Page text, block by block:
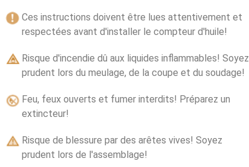
Ces instructions doivent être lues attentivement et
respectées avant d'installer le compteur d'huile!
Risque d'incendie dû aux liquides inflammables! Soyez
prudent lors du meulage, de la coupe et du soudage!
Feu, feux ouverts et fumer interdits! Préparez un
extincteur!
Risque de blessure par des arêtes vives! Soyez
prudent lors de l'assemblage!